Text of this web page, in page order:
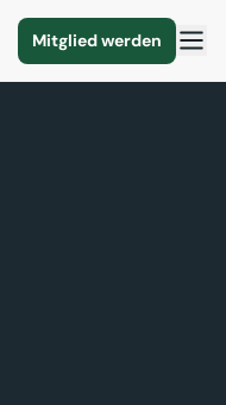
Mitglied werden